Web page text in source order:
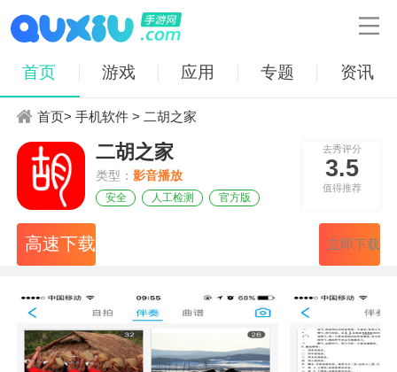

首页 游戏 应用 专题 资讯
首页>手机软件 > 二胡之家
二胡之家
类型：影音播放
安全 人工检测 官方版
去秀评分
3.5
值得推荐
高速下载 立即下载